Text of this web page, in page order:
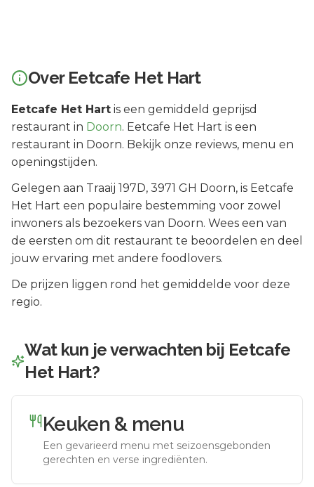
Over Eetcafe Het Hart
Eetcafe Het Hart is een gemiddeld geprijsd
restaurant in Doorn. Eetcafe Het Hart is een
restaurant in Doorn. Bekijk onze reviews, menu en
openingstijden.
Gelegen aan Traaij 197D, 3971 GH Doorn, is Eetcafe
Het Hart een populaire bestemming voor zowel
inwoners als bezoekers van Doorn. Wees een van
de eersten om dit restaurant te beoordelen en deel
jouw ervaring met andere foodlovers.
De prijzen liggen rond het gemiddelde voor deze
regio.
Wat kun je verwachten bij Eetcafe
Het Hart?
Keuken & menu
Een gevarieerd menu met seizoensgebonden
gerechten en verse ingrediënten.